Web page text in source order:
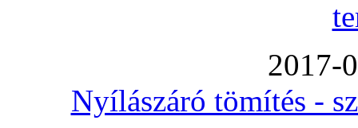
2017-
Nyílászáró tömítés -